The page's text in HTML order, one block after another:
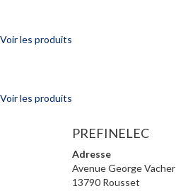
Voir les produits
Voir les produits
PREFINELEC
Adresse
Avenue George Vacher
13790 Rousset